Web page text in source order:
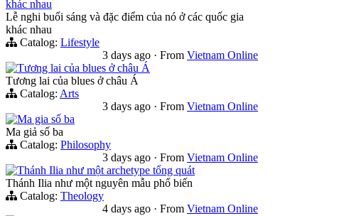
khác nhau
Lễ nghi buổi sáng và đặc điểm của nó ở các quốc gia
khác nhau
Catalog: Lifestyle
3 days ago · From Vietnam Online
Tương lai của blues ở châu Á
Tương lai của blues ở châu Á
Catalog: Arts
3 days ago · From Vietnam Online
Ma gia số ba
Ma giả số ba
Catalog: Philosophy
3 days ago · From Vietnam Online
Thánh Ilia như một archetype tổng quát
Thánh Ilia như một nguyên mẫu phổ biến
Catalog: Theology
4 days ago · From Vietnam Online